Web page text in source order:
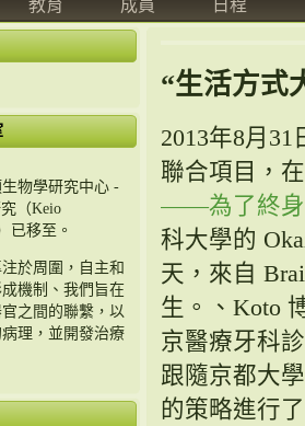
教育 成員 日程
生物學研究中心 -
（Keio
已移至。
於周圍，自主和
機制、我們旨在
之間的聯繫，以
理，並開發治療
“生活方式
2013年8月
聯合項目，
——為了終身
科大學的
天，來自
生。、Koto
京醫療牙科
跟隨京都大
的策略進行